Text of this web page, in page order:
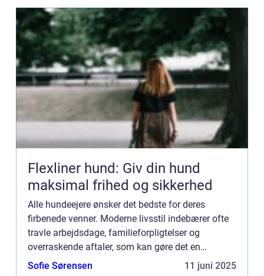
Flexliner hund: Giv din hund
maksimal frihed og sikkerhed
Alle hundeejere ønsker det bedste for deres
firbenede venner. Moderne livsstil indebærer ofte
travle arbejdsdage, familieforpligtelser og
overraskende aftaler, som kan gøre det en
udfordring at tilbyde sin hund tilstrækkelig...
Sofie Sørensen 11 juni 2025